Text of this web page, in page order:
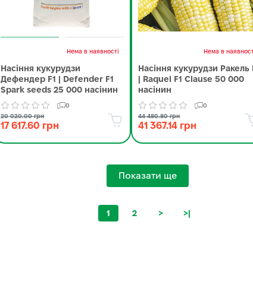
Нема в наявності
Насіння кукурудзи
Дефендер F1 | Defender F1
Spark seeds 25 000 насінин
0
20 020.00 грн
17 617.60 грн
Нема в
Насіння кукурудзи Ракель
| Raquel F1 Clause 50 000
насінин
0
44 480.80 грн
41 367.14 грн
Показати ще
1 2 > >|